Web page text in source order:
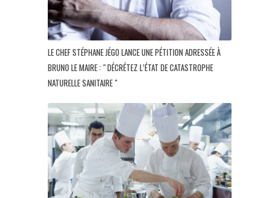
LE CHEF STÉPHANE JÉGO LANCE UNE PÉTITION ADRESSÉE À
BRUNO LE MAIRE : " DÉCRÉTEZ L’ÉTAT DE CATASTROPHE
NATURELLE SANITAIRE "